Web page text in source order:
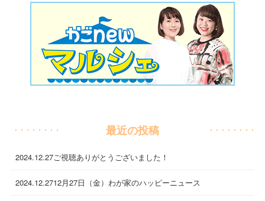
最近の投稿
2024.12.27ご視聴ありがとうございました！
2024.12.2712月27日（金）わが家のハッピーニュース